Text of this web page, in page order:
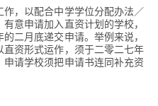
，以配合中学学位分配办法／
意申请加入直资计划的学校，
二月底递交申请。举例来说，
资形式运作，须于二零二七年
请学校须把申请书连同补充资